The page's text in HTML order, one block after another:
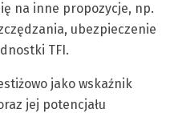
na inne propozycje, np.
ubezpieczenie
TFI.
jako wskaźnik
jej potencjału